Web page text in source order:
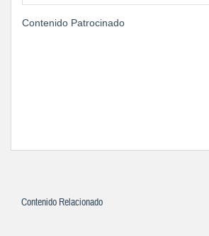
Contenido Patrocinado
Contenido Relacionado